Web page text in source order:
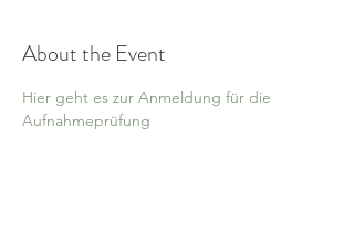
About the Event
Hier geht es zur Anmeldung für die
Aufnahmeprüfung